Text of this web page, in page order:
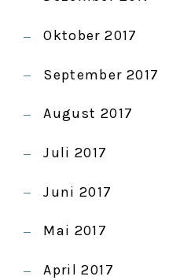
Oktober 2017
September 2017
August 2017
Juli 2017
Juni 2017
Mai 2017
April 2017